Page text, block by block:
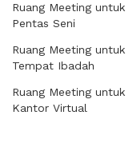
Ruang Meeting untuk
Pentas Seni
Ruang Meeting untuk
Tempat Ibadah
Ruang Meeting untuk
Kantor Virtual